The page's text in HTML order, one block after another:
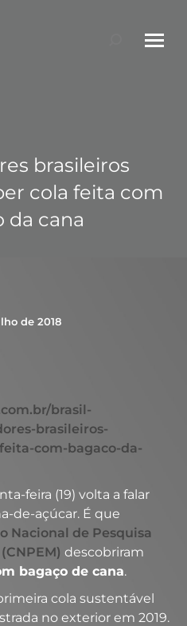
Search:
brasileiros
cola feita com
da cana
de 2018
brasil-
brasileiros-
com-bagaco-da-
feira (19) volta a falar
de-açúcar. É que
Nacional de Pesquisa
descobriram
bagaço de cana.
cola sustentável
no exterior em 2019.